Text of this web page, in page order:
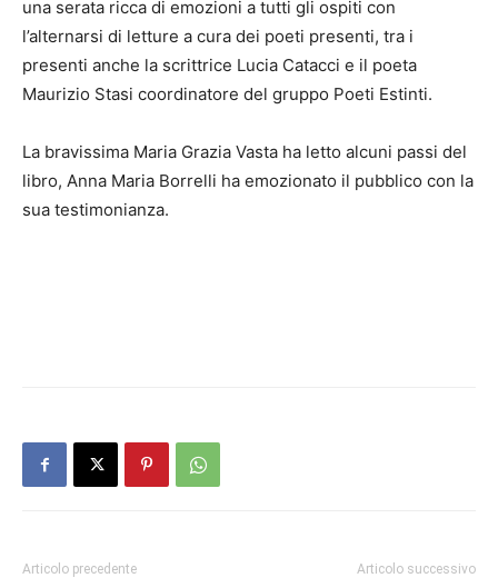
una serata ricca di emozioni a tutti gli ospiti con
l’alternarsi di letture a cura dei poeti presenti, tra i
presenti anche la scrittrice Lucia Catacci e il poeta
Maurizio Stasi coordinatore del gruppo Poeti Estinti.
La bravissima Maria Grazia Vasta ha letto alcuni passi del
libro, Anna Maria Borrelli ha emozionato il pubblico con la
sua testimonianza.
Articolo precedente Articolo successivo